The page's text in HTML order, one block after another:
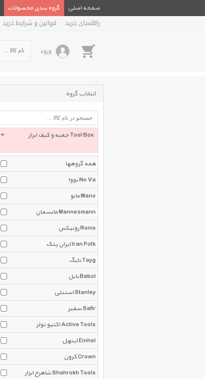
صفحه اصلی گروه بندی محصولات
راهنمای خرید
قوانین و شرایط خرید
ورود
انتخاب گروه
جعبه و کیف ابزار Tool Box
همه گروهها
نووا No Va
مانو Mano
مانسمان Mannesmann
رونیکس Ronix
ایران پتک Iran Potk
تایگ Tayg
بابل Babol
استنلی Stanley
سفیر Safir
اکتیو تولز Active Tools
اینهل Einhel
کرون Crown
شاهرخ ابزار Shahrokh Tools